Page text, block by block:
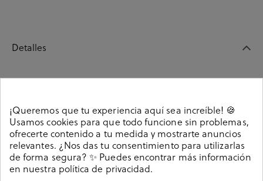
Detalles
España.
Referencia218232
Guía de tallas
¡Queremos que tu experiencia aquí sea increíble! 🍪
Usamos cookies para que todo funcione sin problemas,
ofrecerte contenido a tu medida y mostrarte anuncios
relevantes. ¿Nos das tu consentimiento para utilizarlas
de forma segura? ✨ Puedes encontrar más información
en nuestra política de privacidad.